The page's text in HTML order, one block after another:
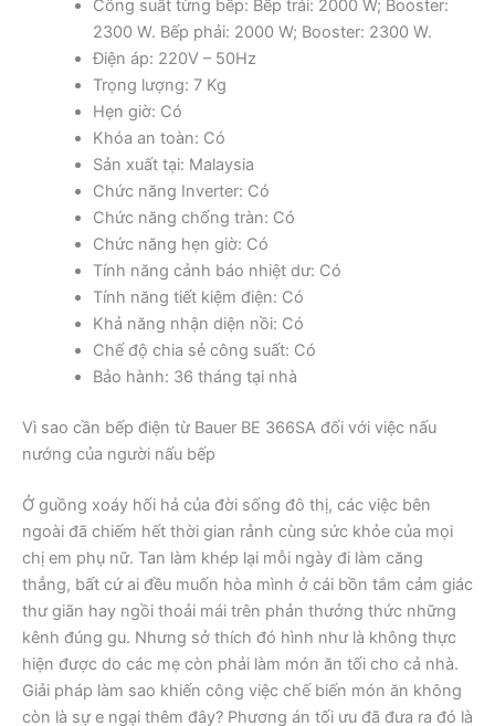
Công suất từng bếp: Bếp trái: 2000 W; Booster:
2300 W. Bếp phải: 2000 W; Booster: 2300 W.
Điện áp: 220V – 50Hz
Trọng lượng: 7 Kg
Hẹn giờ: Có
Khóa an toàn: Có
Sản xuất tại: Malaysia
Chức năng Inverter: Có
Chức năng chống tràn: Có
Chức năng hẹn giờ: Có
Tính năng cảnh báo nhiệt dư: Có
Tính năng tiết kiệm điện: Có
Khả năng nhận diện nồi: Có
Chế độ chia sẻ công suất: Có
Bảo hành: 36 tháng tại nhà
Vì sao cần bếp điện từ Bauer BE 366SA đối với việc nấu
nướng của người nấu bếp
Ở guồng xoáy hối hả của đời sống đô thị, các việc bên
ngoài đã chiếm hết thời gian rảnh cùng sức khỏe của mọi
chị em phụ nữ. Tan làm khép lại mỗi ngày đi làm căng
thẳng, bất cứ ai đều muốn hòa mình ở cái bồn tắm cảm giác
thư giãn hay ngồi thoải mái trên phản thưởng thức những
kênh đúng gu. Nhưng sở thích đó hình như là không thực
hiện được do các mẹ còn phải làm món ăn tối cho cả nhà.
Giải pháp làm sao khiến công việc chế biến món ăn không
còn là sự e ngại thêm đây? Phương án tối ưu đã đưa ra đó là